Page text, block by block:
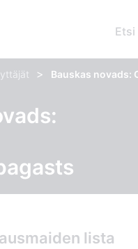
Etsi
> Bauskas novads:
lista